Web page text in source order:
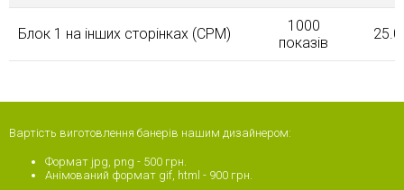
Блок 1 на інших сторінках (CPM)
1000
показів
Вартість виготовлення банерів нашим дизайнером:
Формат jpg, png - 500 грн.
Анімований формат gif, html - 900 грн.